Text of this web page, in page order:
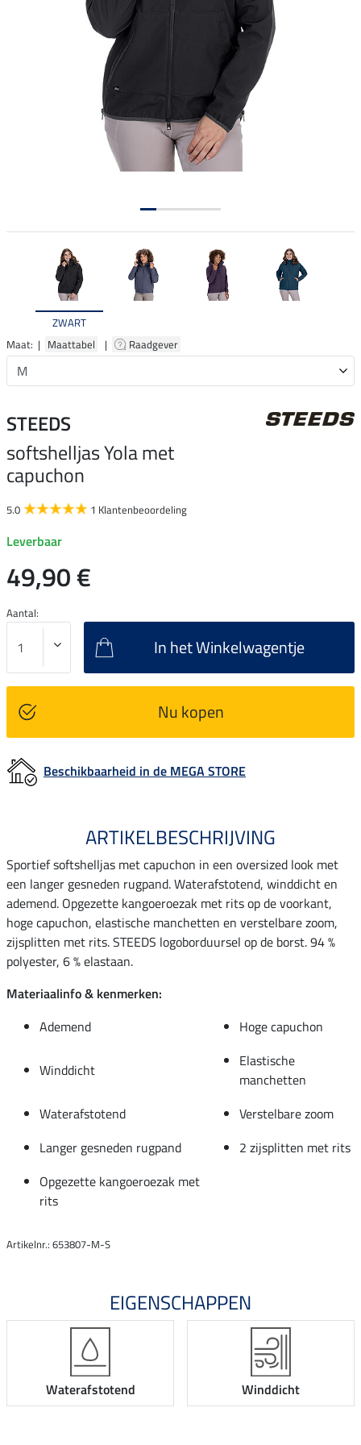
ZWART
Maat: | Maattabel | Raadgever
STEEDS
softshelljas Yola met
capuchon
5.0 1 Klantenbeoordeling
Leverbaar
49,90 €
Aantal:
In het Winkelwagentje
Nu kopen
Beschikbaarheid in de MEGA STORE
ARTIKELBESCHRIJVING
Sportief softshelljas met capuchon in een oversized look met
een langer gesneden rugpand. Waterafstotend, winddicht en
ademend. Opgezette kangoeroezak met rits op de voorkant,
hoge capuchon, elastische manchetten en verstelbare zoom,
zijsplitten met rits. STEEDS logoborduursel op de borst. 94 %
polyester, 6 % elastaan.
Materiaalinfo & kenmerken:
Ademend
Hoge capuchon
Winddicht
Elastische
manchetten
Waterafstotend
Verstelbare zoom
Langer gesneden rugpand
2 zijsplitten met rits
Opgezette kangoeroezak met
rits
Artikelnr.: 653807-M-S
EIGENSCHAPPEN
Waterafstotend Winddicht